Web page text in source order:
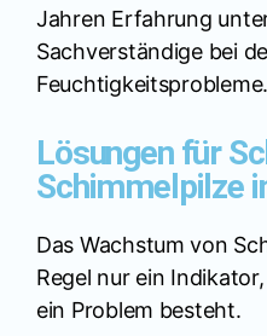
Jahren Erfahrung
Sachverständige bei
Feuchtigkeitsprobleme.
Lösungen für
Schimmelpilze
Das Wachstum von
Regel nur ein
ein Problem besteht.